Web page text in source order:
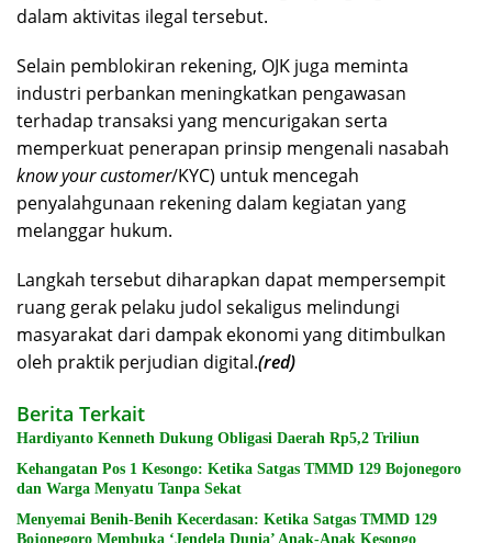
dalam aktivitas ilegal tersebut.
Selain pemblokiran rekening, OJK juga meminta
industri perbankan meningkatkan pengawasan
terhadap transaksi yang mencurigakan serta
memperkuat penerapan prinsip mengenali nasabah
know yourcustomer/KYC) untuk mencegah
penyalahgunaan rekening dalam kegiatan yang
melanggar hukum.
Langkah tersebut diharapkan dapat mempersempit
ruang gerak pelaku judol sekaligus melindungi
masyarakat dari dampak ekonomi yang ditimbulkan
oleh praktik perjudian digital.(red)
Berita Terkait
Hardiyanto Kenneth Dukung Obligasi Daerah Rp5,2 Triliun
Kehangatan Pos 1 Kesongo: Ketika Satgas TMMD 129 Bojonegoro
dan Warga Menyatu Tanpa Sekat
Menyemai Benih-Benih Kecerdasan: Ketika Satgas TMMD 129
Bojonegoro Membuka ‘Jendela Dunia’ Anak-Anak Kesongo